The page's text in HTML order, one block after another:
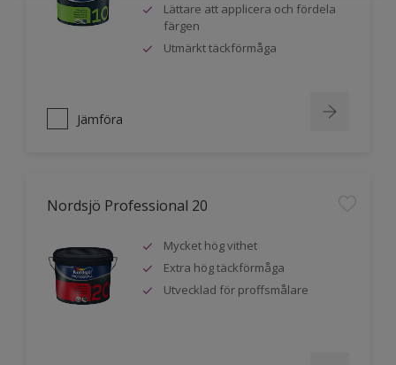
Lättare att applicera och fördela
färgen
Utmärkt täckförmåga
Jämföra
Nordsjö Professional 20
Mycket hög vithet
Extra hög täckförmåga
Utvecklad för proffsmålare